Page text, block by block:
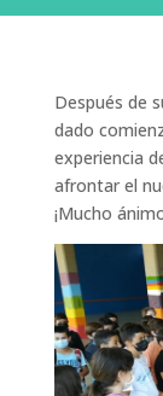
Después de
dado
experiencia
afrontar el
¡Mucho